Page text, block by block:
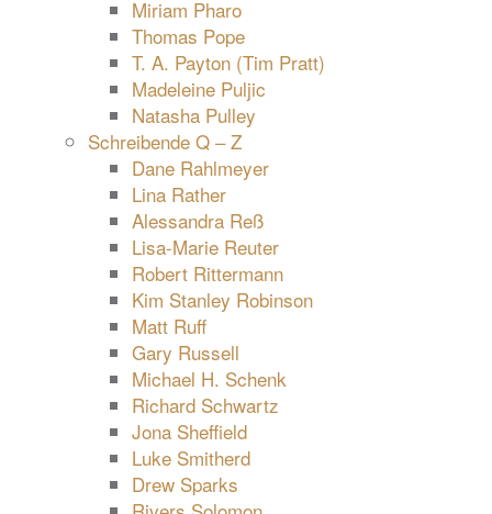
Miriam Pharo
Thomas Pope
T. A. Payton (Tim Pratt)
Madeleine Puljic
Natasha Pulley
Schreibende Q – Z
Dane Rahlmeyer
Lina Rather
Alessandra Reß
Lisa-Marie Reuter
Robert Rittermann
Kim Stanley Robinson
Matt Ruff
Gary Russell
Michael H. Schenk
Richard Schwartz
Jona Sheffield
Luke Smitherd
Drew Sparks